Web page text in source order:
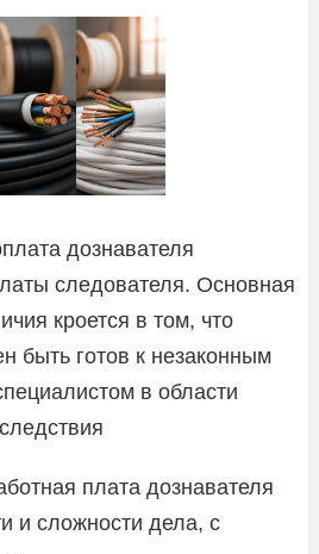
дознавателя
следователя. Основная
кроется в том, что
быть готов к незаконным
в области
плата дознавателя
и сложности дела, с